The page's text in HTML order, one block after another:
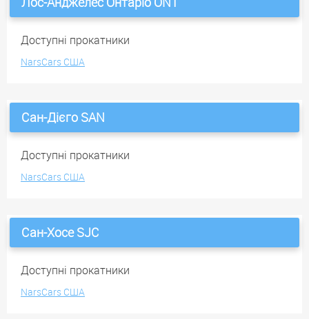
Доступні прокатники
NarsCars США
Сан-Дієго SAN
Доступні прокатники
NarsCars США
Сан-Хосе SJC
Доступні прокатники
NarsCars США